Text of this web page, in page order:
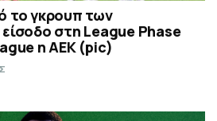
το γκρουπ των
στη League Phase
η ΑΕΚ (pic)